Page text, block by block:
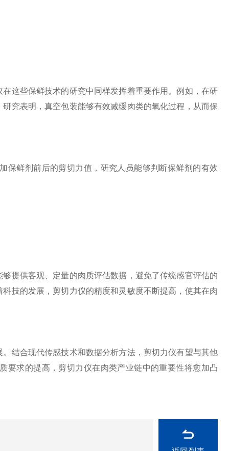
些保鲜技术的研究中同样发挥着重要作用。例如，在研
究表明，真空包装能够有效减缓肉类的氧化过程，从而保
鲜剂前后的剪切力值，研究人员能够判断保鲜剂的有效
供客观、定量的肉质评估数据，避免了传统感官评估的
技的发展，剪切力仪的精度和灵敏度不断提高，使其在肉
合现代传感技术和数据分析方法，剪切力仪有望与其他
要求的提高，剪切力仪在肉类产业链中的重要性将愈加凸